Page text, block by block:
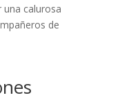
una calurosa
de